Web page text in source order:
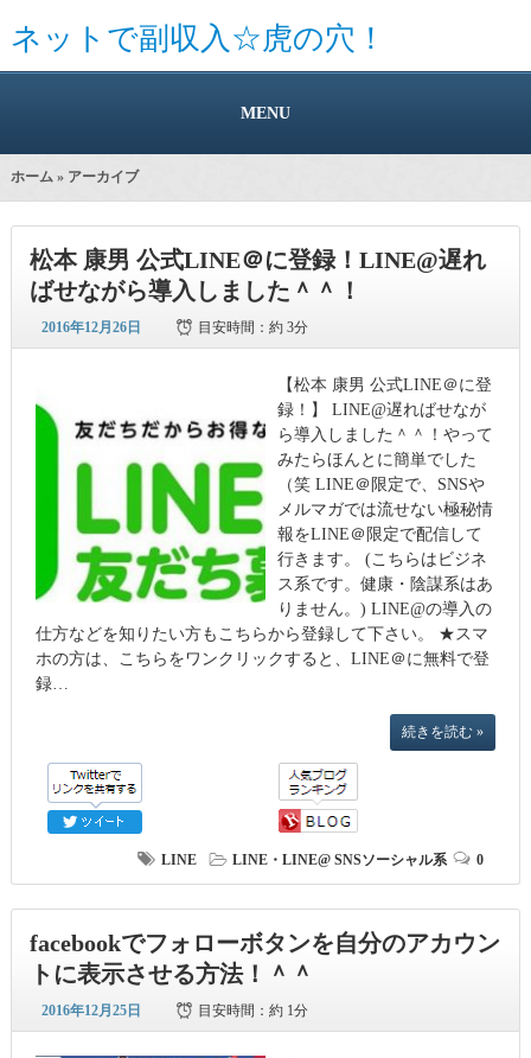
ネットで副収入☆虎の穴！
MENU
ホーム» アーカイブ
松本 康男 公式LINE＠に登録！LINE@遅れ
ばせながら導入しました＾＾！
2016年12月26日 目安時間：約 3分
【松本 康男 公式LINE＠に登
録！】 LINE@遅ればせなが
ら導入しました＾＾！やって
みたらほんとに簡単でした
（笑 LINE＠限定で、SNSや
メルマガでは流せない極秘情
報をLINE＠限定で配信して
行きます。 (こちらはビジネ
ス系です。健康・陰謀系はあ
りません。) LINE@の導入の
仕方などを知りたい方もこちらから登録して下さい。 ★スマ
ホの方は、こちらをワンクリックすると、LINE＠に無料で登
録…
続きを読む »
LINE LINE・LINE@ SNSソーシャル系 0
facebookでフォローボタンを自分のアカウン
トに表示させる方法！＾＾
2016年12月25日 目安時間：約 1分